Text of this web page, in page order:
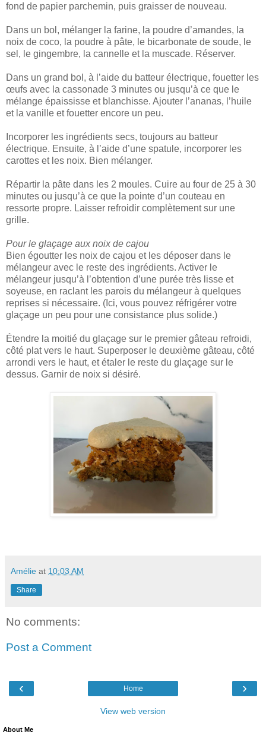
fond de papier parchemin, puis graisser de nouveau.
Dans un bol, mélanger la farine, la poudre d’amandes, la
noix de coco, la poudre à pâte, le bicarbonate de soude, le
sel, le gingembre, la cannelle et la muscade. Réserver.
Dans un grand bol, à l’aide du batteur électrique, fouetter les
œufs avec la cassonade 3 minutes ou jusqu’à ce que le
mélange épaississe et blanchisse. Ajouter l’ananas, l’huile
et la vanille et fouetter encore un peu.
Incorporer les ingrédients secs, toujours au batteur
électrique. Ensuite, à l’aide d’une spatule, incorporer les
carottes et les noix. Bien mélanger.
Répartir la pâte dans les 2 moules. Cuire au four de 25 à 30
minutes ou jusqu’à ce que la pointe d’un couteau en
ressorte propre. Laisser refroidir complètement sur une
grille.
Pour le glaçage aux noix de cajou
Bien égoutter les noix de cajou et les déposer dans le
mélangeur avec le reste des ingrédients. Activer le
mélangeur jusqu’à l’obtention d’une purée très lisse et
soyeuse, en raclant les parois du mélangeur à quelques
reprises si nécessaire. (Ici, vous pouvez réfrigérer votre
glaçage un peu pour une consistance plus solide.)
Étendre la moitié du glaçage sur le premier gâteau refroidi,
côté plat vers le haut. Superposer le deuxième gâteau, côté
arrondi vers le haut, et étaler le reste du glaçage sur le
dessus. Garnir de noix si désiré.
Amélie at 10:03 AM
Share
No comments:
Post a Comment
‹ ›
Home
View web version
About Me